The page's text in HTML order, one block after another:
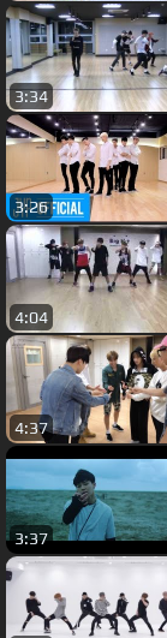
3:34
3:26
4:04
4:37
3:37